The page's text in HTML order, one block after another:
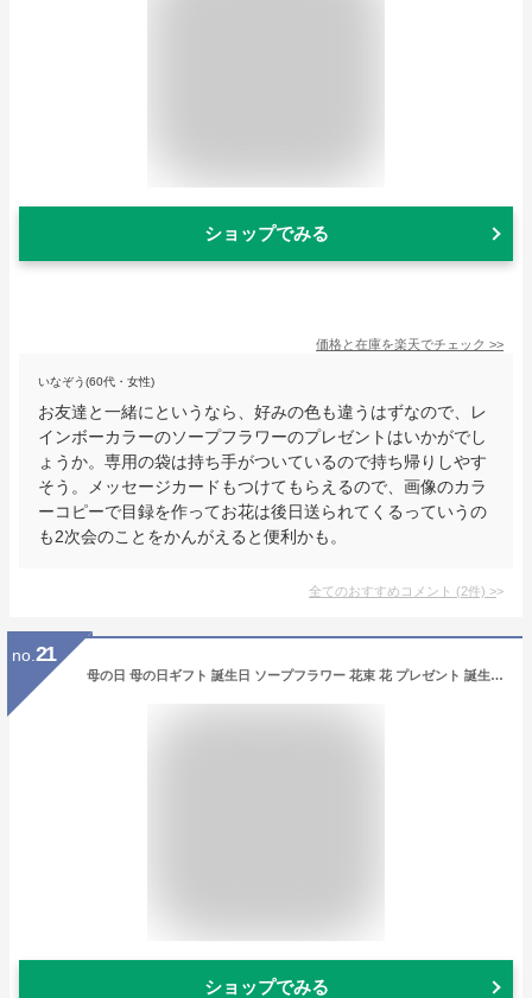
ショップでみる
価格と在庫を楽天でチェック >>
いなぞう(60代・女性)
お友達と一緒にというなら、好みの色も違うはずなので、レ
インボーカラーのソープフラワーのプレゼントはいかがでし
ょうか。専用の袋は持ち手がついているので持ち帰りしやす
そう。メッセージカードもつけてもらえるので、画像のカラ
ーコピーで目録を作ってお花は後日送られてくるっていうの
も2次会のことをかんがえると便利かも。
全てのおすすめコメント (2件) >
no. 21
母の日 母の日ギフト 誕生日 ソープフラワー 花束 花 プレゼント 誕生日プレゼント 卒業式 成人式 卒園式 卒部式 発表会 送別会 謝恩会 生徒 PTA 記念品 卒業 卒業生 先生 先輩 部活 卒業記念 卒園祝い 卒業祝い ソープフラワーギフト 高校 大学 卒園 高校生 小学生 送料無料
ショップでみる